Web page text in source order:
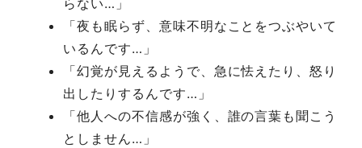
らない…」
「夜も眠らず、意味不明なことをつぶやいて
いるんです…」
「幻覚が見えるようで、急に怯えたり、怒り
出したりするんです…」
「他人への不信感が強く、誰の言葉も聞こう
としません…」